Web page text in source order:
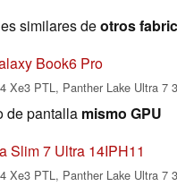
similares deotros
Book6 Pro
Xe3 PTL, Panther Lake Ultra 7
de pantalla mismo GPU
Slim 7 Ultra 14IPH11
Xe3 PTL, Panther Lake Ultra 7